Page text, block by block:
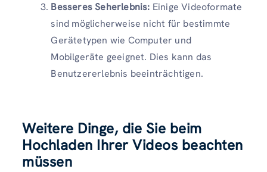
Besseres Seherlebnis: Einige Videoformate
sind möglicherweise nicht für bestimmte
Gerätetypen wie Computer und
Mobilgeräte geeignet. Dies kann das
Benutzererlebnis beeinträchtigen.
Weitere Dinge, die Sie beim
Hochladen Ihrer Videos beachten
müssen